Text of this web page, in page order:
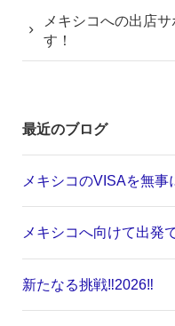
メキシコへの出店
す！
最近のブログ
メキシコのVISAを無事
メキシコへ向けて出発
新たなる挑戦‼️2026‼️